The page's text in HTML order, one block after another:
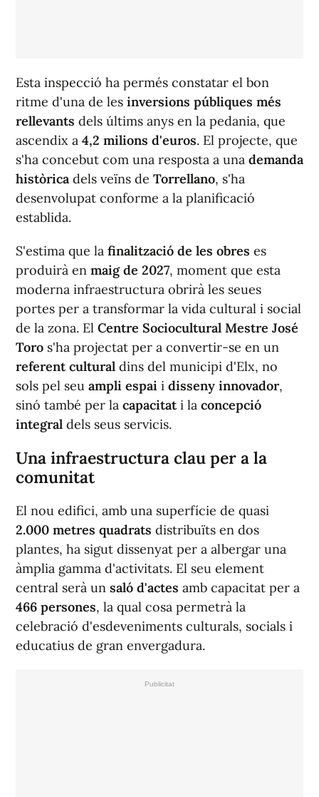
Esta inspecció ha permés constatar el bon
ritme d'una de les inversions públiques més
rellevants dels últims anys en la pedania, que
ascendix a 4,2 milions d'euros. El projecte, que
s'ha concebut com una resposta a una demanda
històrica dels veïns de Torrellano, s'ha
desenvolupat conforme a la planificació
establida.
S'estima que la finalització de les obres es
produirà en maig de 2027, moment que esta
moderna infraestructura obrirà les seues
portes per a transformar la vida cultural i social
de la zona. El Centre Sociocultural Mestre José
Toro s'ha projectat per a convertir-se en un
referent cultural dins del municipi d'Elx, no
sols pel seu ampli espai i disseny innovador,
sinó també per la capacitati la concepció
integral dels seus servicis.
Una infraestructura clau per a la
comunitat
El nou edifici, amb una superfície de quasi
2.000 metres quadrats distribuïts en dos
plantes, ha sigut dissenyat per a albergar una
àmplia gamma d'activitats. El seu element
central serà un saló d'actes amb capacitat per a
466 persones, la qual cosa permetrà la
celebració d'esdeveniments culturals, socials i
educatius de gran envergadura.